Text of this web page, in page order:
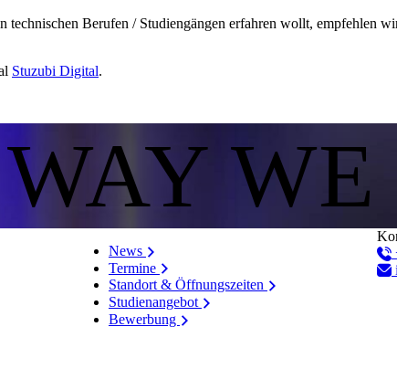
Berufen / Studiengängen erfahren wollt, empfehlen
Stuzubi Digital.
News
Termine
Standort & Öffnungszeiten
Studienangebot
Bewerbung